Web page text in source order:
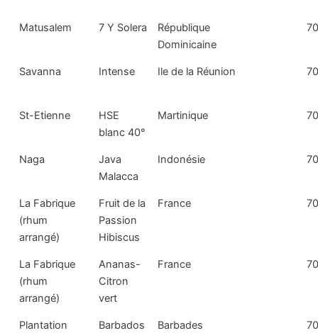
Matusalem 7 Y Solera
République
Dominicaine
Savanna Intense Ile de la Réunion
St-Etienne
HSE
blanc 40°
Martinique
Naga
Java
Malacca
Indonésie
La Fabrique
(rhum
arrangé)
Fruit de la
Passion
Hibiscus
France
La Fabrique
(rhum
arrangé)
Ananas-
Citron
vert
France
Plantation
Barbados
Barbades